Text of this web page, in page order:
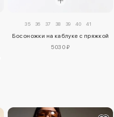
35 36 37 38 39 40 41
Босоножки на каблуке с пряжкой
5030 ₽